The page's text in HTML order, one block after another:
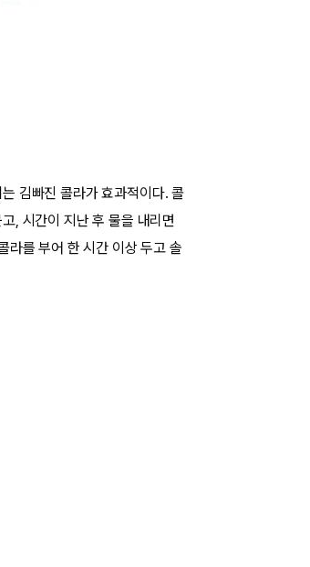
김빠진 콜라가 효과적이다. 콜
, 시간이 지난 후 물을 내리면
라를 부어 한 시간 이상 두고 솔